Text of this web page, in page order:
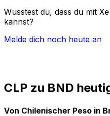
Wusstest du, dass du mit
kannst?
Melde dich noch heute an
CLP zu BND
Von Chilenischer Peso in